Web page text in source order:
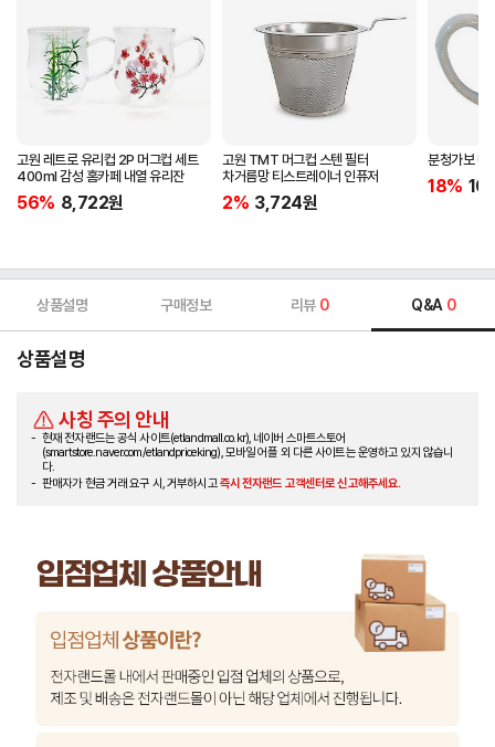
고원 레트로 유리컵 2P 머그컵 세트
400ml 감성 홈카페 내열 유리잔
56% 8,722원
고원 TMT 머그컵 스텐 필터
차거름망 티스트레이너 인퓨저
2% 3,724원
분청가보 머
18%
상품설명 구매정보 리뷰 0 Q&A 0
상품설명
사칭 주의 안내
현재 전자랜드는 공식 사이트(etlandmall.co.kr), 네이버 스마트스토어
(smartstore.naver.com/etlandpriceking), 모바일 어플 외 다른 사이트는 운영하고 있지 않습니
다.
판매자가 현금 거래 요구 시, 거부하시고즉시 전자랜드 고객센터로 신고해주세요.